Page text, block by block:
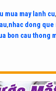
mua may lanh cu,
,nhac dong que
bon cau thong